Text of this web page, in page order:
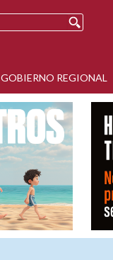
GOBIERNO REGIONAL